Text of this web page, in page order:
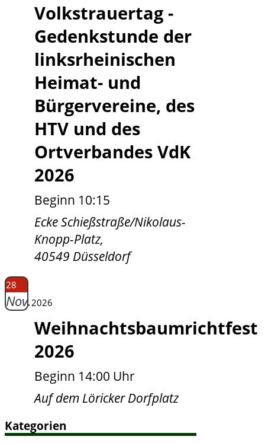
Volkstrauertag -
Gedenkstunde der
linksrheinischen
Heimat- und
Bürgervereine, des
HTV und des
Ortverbandes VdK
2026
Beginn 10:15
Ecke Schießstraße/Nikolaus-
Knopp-Platz,
40549 Düsseldorf
28
Nov.2026
Weihnachtsbaumrichtfest
2026
Beginn 14:00 Uhr
Auf dem Löricker Dorfplatz
Kategorien